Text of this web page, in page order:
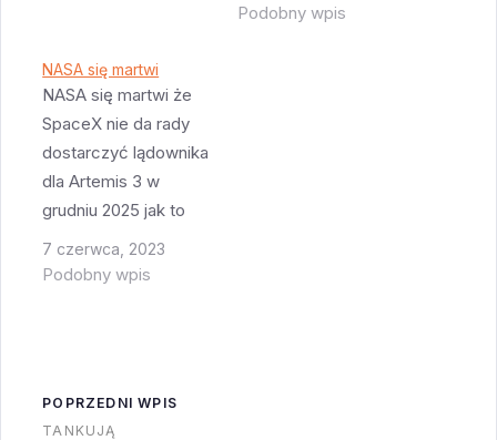
(GPS III SV-07).
Wojsko wraz z
SpaceX
przetestowało jak
szybko da się
wyciągnąć
zapasowego satelitę z
przechowalni,
Podobny wpis
NASA się martwi
NASA się martwi że
SpaceX nie da rady
dostarczyć lądownika
dla Artemis 3 w
grudniu 2025 jak to
jest zapisane w
kontrakcie. SpaceX
brakować czasu na
7 czerwca, 2023
Podobny wpis
POPRZEDNI WPIS
TANKUJĄ